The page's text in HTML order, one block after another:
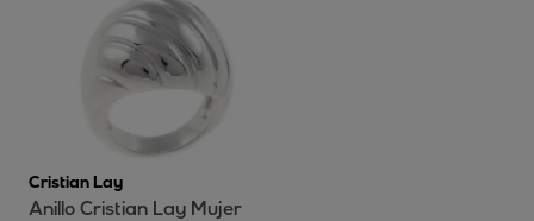
Cristian Lay
Anillo Cristian Lay Mujer